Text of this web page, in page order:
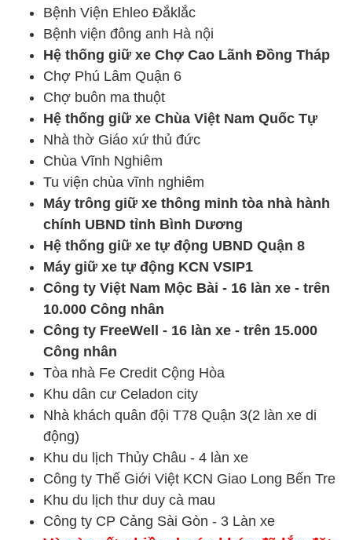
Bệnh Viện Ehleo Đắklắc
Bệnh viện đông anh Hà nội
Hệ thống giữ xe Chợ Cao Lãnh Đồng Tháp
Chợ Phú Lâm Quận 6
Chợ buôn ma thuột
Hệ thống giữ xe Chùa Việt Nam Quốc Tự
Nhà thờ Giáo xứ thủ đức
Chùa Vĩnh Nghiêm
Tu viện chùa vĩnh nghiêm
Máy trông giữ xe thông minh tòa nhà hành
chính UBND tỉnh Bình Dương
Hệ thống giữ xe tự động UBND Quận 8
Máy giữ xe tự động KCN VSIP1
Công ty Việt Nam Mộc Bài - 16 làn xe - trên
10.000 Công nhân
Công ty FreeWell - 16 làn xe - trên 15.000
Công nhân
Tòa nhà Fe Credit Cộng Hòa
Khu dân cư Celadon city
Nhà khách quân đội T78 Quận 3(2 làn xe di
động)
Khu du lịch Thủy Châu - 4 làn xe
Công ty Thế Giới Việt KCN Giao Long Bến Tre
Khu du lịch thư duy cà mau
Công ty CP Cảng Sài Gòn - 3 Làn xe